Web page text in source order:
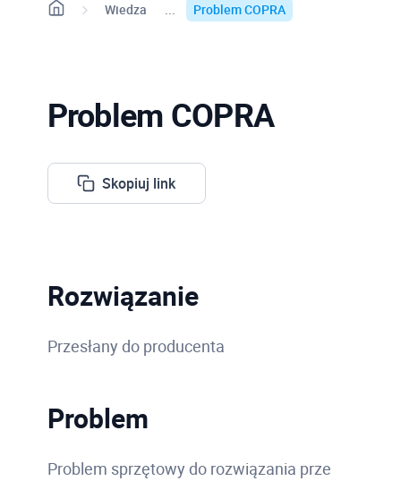
Wiedza Problem COPRA
Problem COPRA
Skopiuj link
Problem
Problem sprzętowy do rozwiązania prze
Rozwiązanie
Przesłany do producenta